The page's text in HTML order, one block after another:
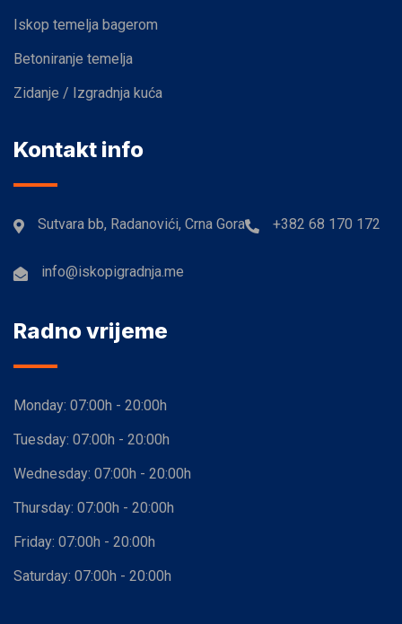
Iskop temelja bagerom
Betoniranje temelja
Zidanje / Izgradnja kuća
Kontakt info
Sutvara bb, Radanovići, Crna Gora +382 68 170 172
info@iskopigradnja.me
Radno vrijeme
Monday: 07:00h - 20:00h
Tuesday: 07:00h - 20:00h
Wednesday: 07:00h - 20:00h
Thursday: 07:00h - 20:00h
Friday: 07:00h - 20:00h
Saturday: 07:00h - 20:00h